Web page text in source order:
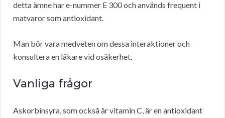
detta ämne har e-nummer E 300 och används frequent i
matvaror som antioxidant.
Man bör vara medveten om dessa interaktioner och
konsultera en läkare vid osäkerhet.
Vanliga frågor
Askorbinsyra, som också är vitamin C, är en antioxidant